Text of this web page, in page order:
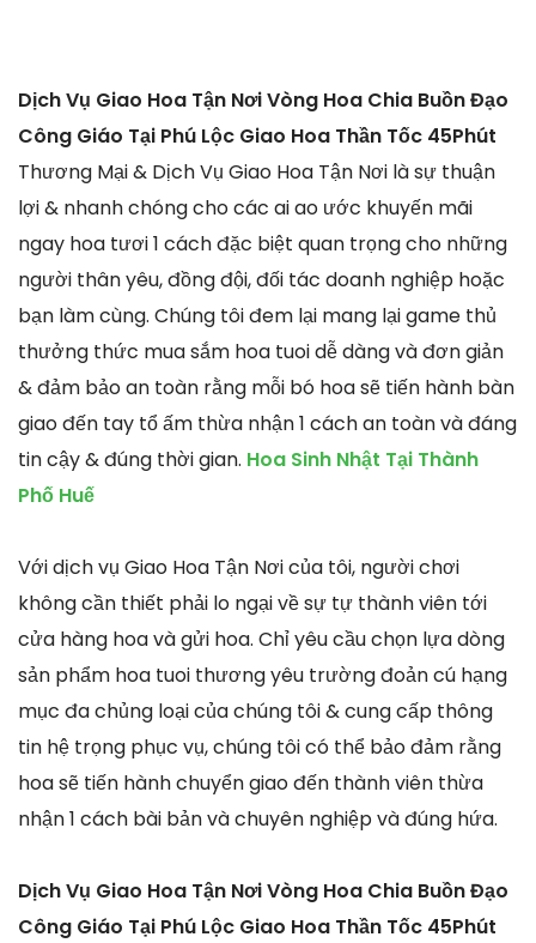
Dịch Vụ Giao Hoa Tận Nơi Vòng Hoa Chia Buồn Đạo
Công Giáo Tại Phú Lộc Giao Hoa Thần Tốc 45Phút
Thương Mại & Dịch Vụ Giao Hoa Tận Nơi là sự thuận
lợi & nhanh chóng cho các ai ao ước khuyến mãi
ngay hoa tươi 1 cách đặc biệt quan trọng cho những
người thân yêu, đồng đội, đối tác doanh nghiệp hoặc
bạn làm cùng. Chúng tôi đem lại mang lại game thủ
thưởng thức mua sắm hoa tuoi dễ dàng và đơn giản
& đảm bảo an toàn rằng mỗi bó hoa sẽ tiến hành bàn
giao đến tay tổ ấm thừa nhận 1 cách an toàn và đáng
tin cậy & đúng thời gian. Hoa Sinh Nhật Tại Thành
Phố Huế
Với dịch vụ Giao Hoa Tận Nơi của tôi, người chơi
không cần thiết phải lo ngại về sự tự thành viên tới
cửa hàng hoa và gửi hoa. Chỉ yêu cầu chọn lựa dòng
sản phẩm hoa tuoi thương yêu trường đoản cú hạng
mục đa chủng loại của chúng tôi & cung cấp thông
tin hệ trọng phục vụ, chúng tôi có thể bảo đảm rằng
hoa sẽ tiến hành chuyển giao đến thành viên thừa
nhận 1 cách bài bản và chuyên nghiệp và đúng hứa.
Dịch Vụ Giao Hoa Tận Nơi Vòng Hoa Chia Buồn Đạo
Công Giáo Tại Phú Lộc Giao Hoa Thần Tốc 45Phút